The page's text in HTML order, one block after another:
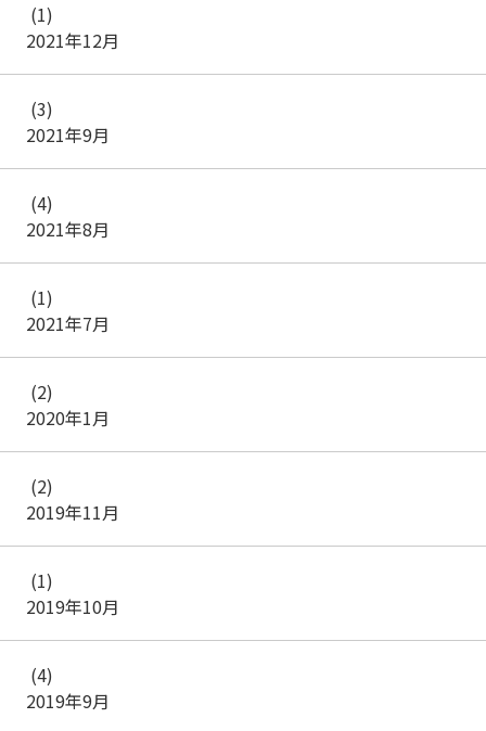
2021年12月
(1)
2021年9月
(3)
2021年8月
(4)
2021年7月
(1)
2020年1月
(2)
2019年11月
(2)
2019年10月
(1)
2019年9月
(4)